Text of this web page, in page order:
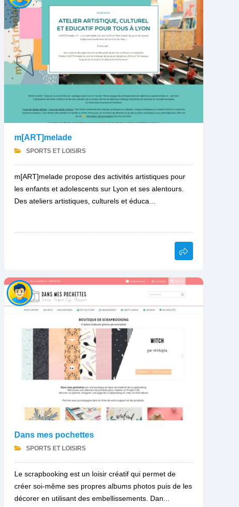
m[ART]melade
SPORTS ET LOISIRS
m[ART]melade propose des activités artistiques pour
les enfants et adolescents sur Lyon et ses alentours.
Des ateliers artistiques, culturels et éduca...
Dans mes pochettes
SPORTS ET LOISIRS
Le scrapbooking est un loisir créatif qui permet de
créer soi-même ses propres albums photos puis de les
décorer en utilisant des embellissements. Dan...